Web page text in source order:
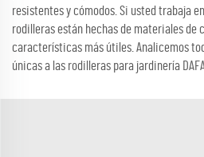
resistentes y cómodos. Si usted trabaja
rodilleras están hechas de materiales de
características más útiles. Analicemos
únicas a las rodilleras para jardinería